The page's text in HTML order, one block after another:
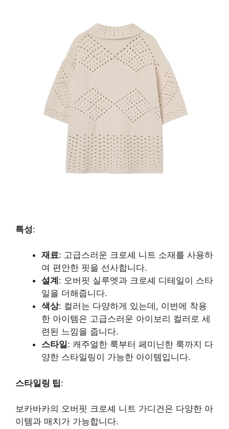
특성:
재료: 고급스러운 크로셰 니트 소재를 사용하
여 편안한 핏을 선사합니다.
설계 : 오버핏 실루엣과 크로셰 디테일이 스타
일을 더해줍니다.
색상: 컬러는 다양하게 있는데, 이번에 착용
한 아이템은 고급스러운 아이보리 컬러로 세
련된 느낌을 줍니다.
스타일: 캐주얼한 룩부터 페미닌한 룩까지 다
양한 스타일링이 가능한 아이템입니다.
스타일링 팁:
보카바카의 오버핏 크로셰 니트 가디건은 다양한 아
이템과 매치가 가능합니다.